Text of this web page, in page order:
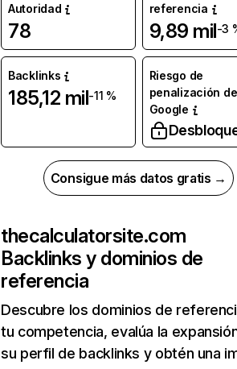
Autoridad
78
referencia
9,89 mil-3
Backlinks
185,12 mil-11 %
Riesgo de
penalización de
Google
Consigue más datos gratis →
thecalculatorsite.com
Backlinks y dominios de
referencia
Descubre los dominios de
tu competencia, evalúa la
su perfil de backlinks y obtén una